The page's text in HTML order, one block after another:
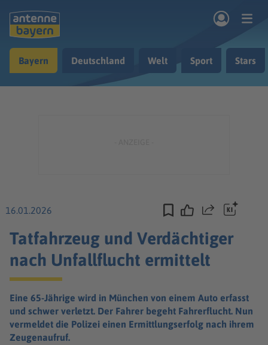
Musik & Radio
Bayern Deutschland Welt Sport Stars
16.01.2026 Teilen
Tatfahrzeug und Verdächtiger
nach Unfallflucht ermittelt
Eine 65-Jährige wird in München von einem Auto erfasst
und schwer verletzt. Der Fahrer begeht Fahrerflucht. Nun
vermeldet die Polizei einen Ermittlungserfolg nach ihrem
Zeugenaufruf.